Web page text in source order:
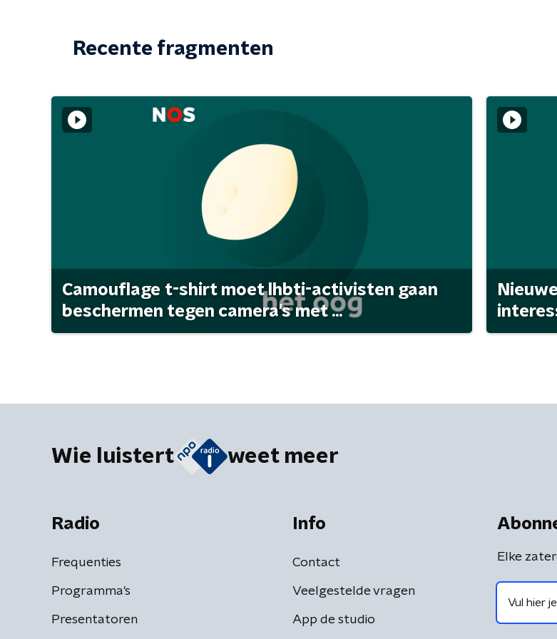
Recente fragmenten
Camouflage t-shirt moet lhbti-activisten gaan
beschermen tegen camera's met ...
Wie luistert weet meer
Radio
Frequenties
Programma's
Presentatoren
Info
Contact
Veelgestelde vragen
App de studio
Elke